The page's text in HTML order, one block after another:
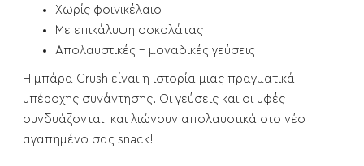
Χωρίς φοινικέλαιο
Με επικάλυψη σοκολάτας
Απολαυστικές - μοναδικές γεύσεις
H μπάρα Crush είναι η ιστορία μιας πραγματικά
υπέροχης συνάντησης. Οι γεύσεις και οι υφές
συνδυάζονται και λιώνουν απολαυστικά στο νέο
αγαπημένο σας snack!